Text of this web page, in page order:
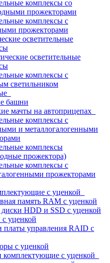
комплексы со
прожекторами
комплексы с
прожекторами
осветительные
осветительные
комплексы с
светильником
башни
мачты на автоприцепах
комплексы с
и металлогалогенными
комплексы
прожектора)
комплексы с
прожекторами
с уценкой
память RAM с уценкой
HDD и SSD с уценкой
уценкой
платы управления RAID с
с уценкой
с уценкой